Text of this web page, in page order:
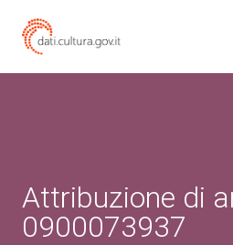
Attribuzione di
0900073937